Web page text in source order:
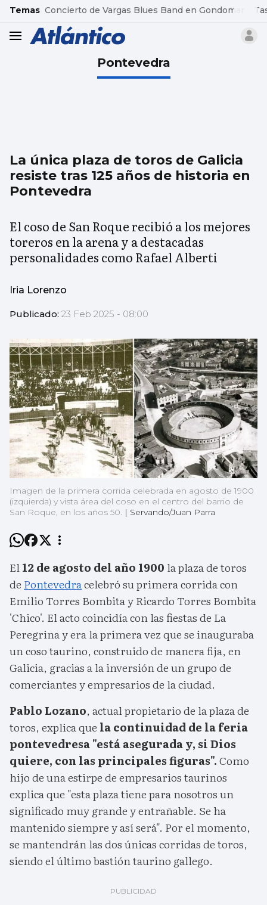
common.go-to-content
Temas Concierto de Vargas Blues Band en Gondomar
header.menu.open
Pontevedra
La única plaza de toros de Galicia
resiste tras 125 años de historia en
Pontevedra
El coso de San Roque recibió a los mejores
toreros en la arena y a destacadas
personalidades como Rafael Alberti
Iria Lorenzo
Publicado: 23 Feb 2025 - 08:00
Imagen de la primera corrida celebrada en agosto de 1900
(izquierda) y vista área del coso en el centro del barrio de
San Roque, en los años 50. | Servando/Juan Parra
El12 de agosto del año 1900 la plaza de toros
de Pontevedracelebró su primera corrida con
Emilio Torres Bombita y Ricardo Torres Bombita
'Chico'. El acto coincidía con las fiestas de La
Peregrina y era la primera vez que se inauguraba
un coso taurino, construido de manera fija, en
Galicia, gracias a la inversión de un grupo de
comerciantes y empresarios de la ciudad.
Pablo Lozano, actual propietario de la plaza de
toros, explica que la continuidad de la feria
pontevedresa "está asegurada y, si Dios
quiere, con las principales figuras".Como
hijo de una estirpe de empresarios taurinos
explica que "esta plaza tiene para nosotros un
significado muy grande y entrañable. Se ha
mantenido siempre y así será". Por el momento,
se mantendrán las dos únicas corridas de toros,
siendo el último bastión taurino gallego.